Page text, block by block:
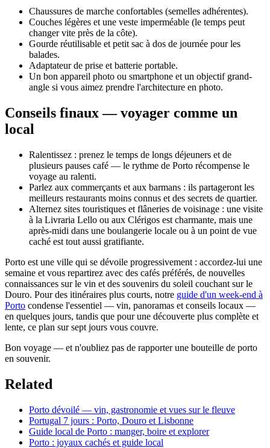
Chaussures de marche confortables (semelles adhérentes).
Couches légères et une veste imperméable (le temps peut
changer vite près de la côte).
Gourde réutilisable et petit sac à dos de journée pour les
balades.
Adaptateur de prise et batterie portable.
Un bon appareil photo ou smartphone et un objectif grand-
angle si vous aimez prendre l'architecture en photo.
Conseils finaux — voyager comme un
local
Ralentissez : prenez le temps de longs déjeuners et de
plusieurs pauses café — le rythme de Porto récompense le
voyage au ralenti.
Parlez aux commerçants et aux barmans : ils partageront les
meilleurs restaurants moins connus et des secrets de quartier.
Alternez sites touristiques et flâneries de voisinage : une visite
à la Livraria Lello ou aux Clérigos est charmante, mais une
après-midi dans une boulangerie locale ou à un point de vue
caché est tout aussi gratifiante.
Porto est une ville qui se dévoile progressivement : accordez-lui une
semaine et vous repartirez avec des cafés préférés, de nouvelles
connaissances sur le vin et des souvenirs du soleil couchant sur le
Douro. Pour des itinéraires plus courts, notre guide d'un week-end à
Porto condense l'essentiel — vin, panoramas et conseils locaux —
en quelques jours, tandis que pour une découverte plus complète et
lente, ce plan sur sept jours vous couvre.
Bon voyage — et n'oubliez pas de rapporter une bouteille de porto
en souvenir.
Related
Porto dévoilé — vin, gastronomie et vues sur le fleuve
Portugal 7 jours : Porto, Douro et Lisbonne
Guide local de Porto : manger, boire et explorer
Porto : joyaux cachés et guide local